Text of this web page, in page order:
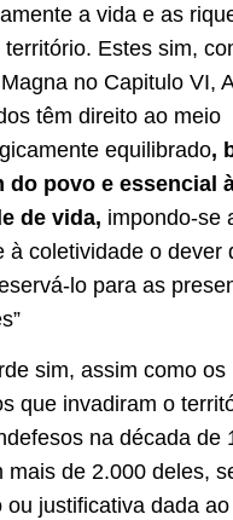
a vida e as
Estes sim,
no Capitulo VI,
têm direito ao meio
equilibrado,
do povo e essencial
de vida, impondo-se
à coletividade o dever
lo para as
sim, assim como os
que invadiram o
na década de
mais de 2.000 deles,
ou justificativa dada